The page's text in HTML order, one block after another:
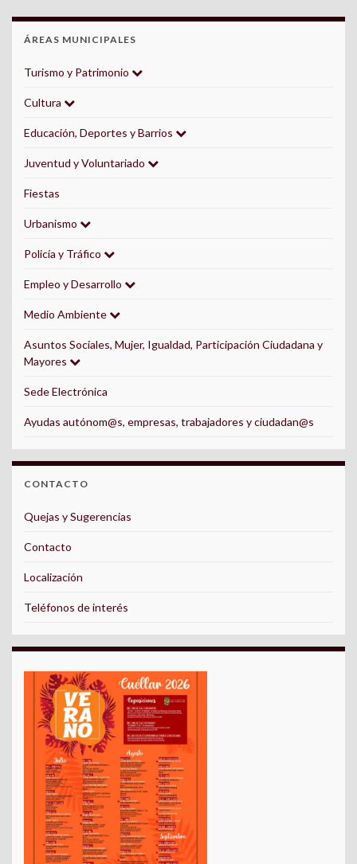
ÁREAS MUNICIPALES
Turismo y Patrimonio
Cultura
Educación, Deportes y Barrios
Juventud y Voluntariado
Fiestas
Urbanismo
Policía y Tráfico
Empleo y Desarrollo
Medio Ambiente
Asuntos Sociales, Mujer, Igualdad, Participación Ciudadana y
Mayores
Sede Electrónica
Ayudas autónom@s, empresas, trabajadores y ciudadan@s
CONTACTO
Quejas y Sugerencias
Contacto
Localización
Teléfonos de interés